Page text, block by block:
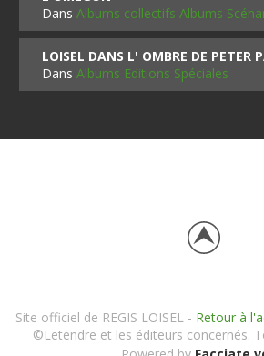
DansAlbums collectifs Albums
LOISEL DANS L' OMBRE DE PETER
DansAlbums Editions Spéciales
Site officiel de REGIS LOISEL - Retour à
©Letendre et les éditeurs concernés.